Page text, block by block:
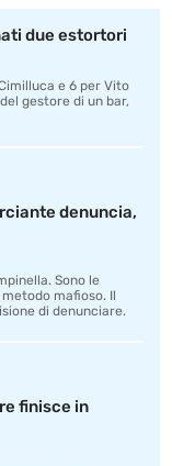
due estortori
e 6 per Vito
gestore di un bar,
denuncia,
Sono le
mafioso. Il
di denunciare.
finisce in